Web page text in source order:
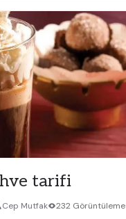
tarifi
Cep Mutfak 232 Görüntüleme